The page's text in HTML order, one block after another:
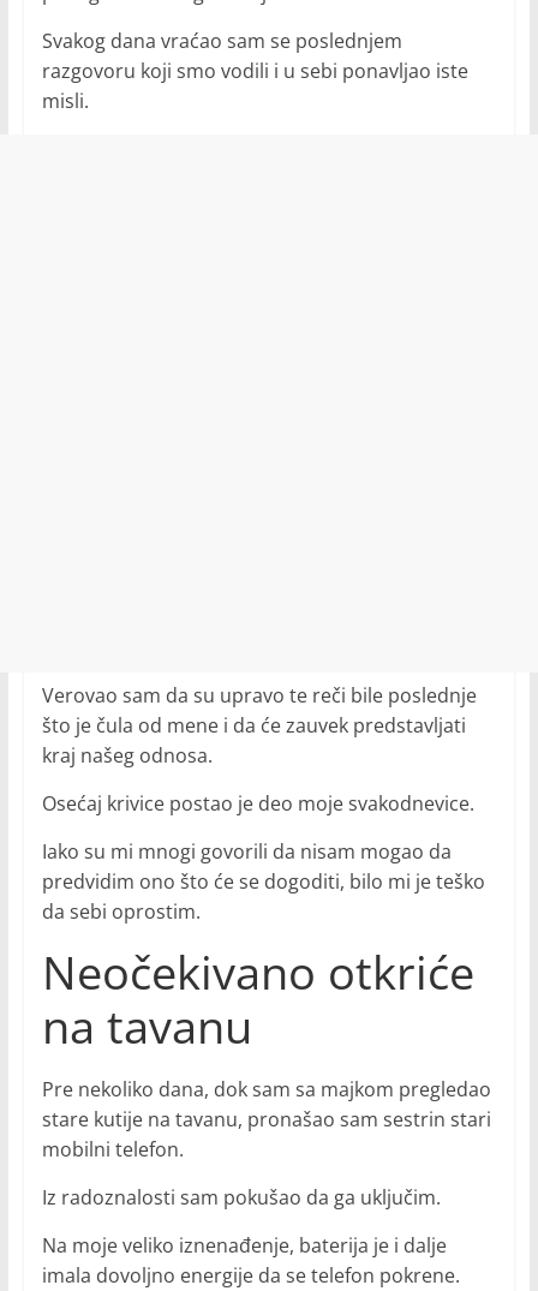
Svakog dana vraćao sam se poslednjem
razgovoru koji smo vodili i u sebi ponavljao iste
misli.
Verovao sam da su upravo te reči bile poslednje
što je čula od mene i da će zauvek predstavljati
kraj našeg odnosa.
Osećaj krivice postao je deo moje svakodnevice.
Iako su mi mnogi govorili da nisam mogao da
predvidim ono što će se dogoditi, bilo mi je teško
da sebi oprostim.
Neočekivano otkriće
na tavanu
Pre nekoliko dana, dok sam sa majkom pregledao
stare kutije na tavanu, pronašao sam sestrin stari
mobilni telefon.
Iz radoznalosti sam pokušao da ga uključim.
Na moje veliko iznenađenje, baterija je i dalje
imala dovoljno energije da se telefon pokrene.